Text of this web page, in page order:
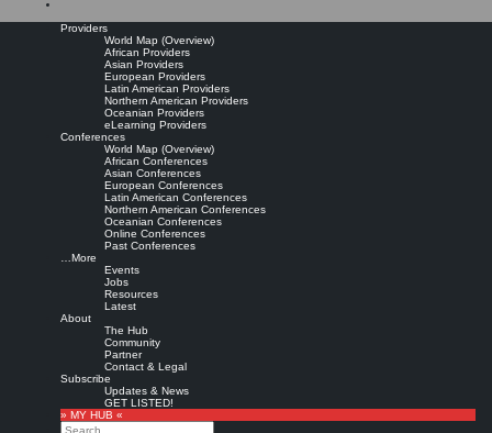
Providers
World Map (Overview)
African Providers
Asian Providers
European Providers
Latin American Providers
Northern American Providers
Oceanian Providers
eLearning Providers
Conferences
World Map (Overview)
African Conferences
Asian Conferences
European Conferences
Latin American Conferences
Northern American Conferences
Oceanian Conferences
Online Conferences
Past Conferences
…More
Events
Jobs
Resources
Latest
About
The Hub
Community
Partner
Contact & Legal
Subscribe
Updates & News
GET LISTED!
» MY HUB «
Search
Call for Participation: Peace!
Posted: February 28, 2022
“Peace does not mean an absence of conflicts; differences will always be there. Peace means
solving these differences through peaceful means; through dialogue, education, knowledge; and
through humane ways.” – Dalai Lama XIV
Vitru Educação
Est. 2016 (1997 / 1990)Leave a comment
This is no official page!